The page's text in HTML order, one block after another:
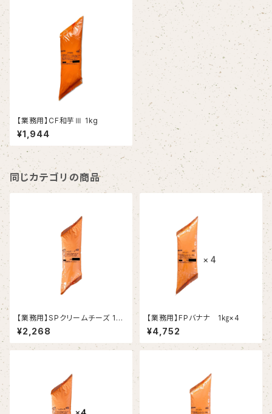
【業務用】CF和芋Ⅲ 1kg
¥1,944
同じカテゴリの商品
【業務用】SPクリームチーズ 1k
g
¥2,268
【業務用】FPバナナ 1㎏×4
¥4,752